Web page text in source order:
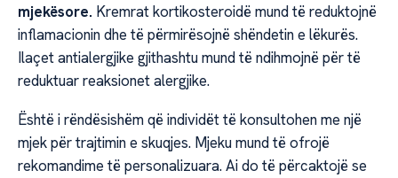
mjekësore. Kremrat kortikosteroidë mund të reduktojnë
inflamacionin dhe të përmirësojnë shëndetin e lëkurës.
Ilaçet antialergjike gjithashtu mund të ndihmojnë për të
reduktuar reaksionet alergjike.
Është i rëndësishëm që individët të konsultohen me një
mjek për trajtimin e skuqjes. Mjeku mund të ofrojë
rekomandime të personalizuara. Ai do të përcaktojë se